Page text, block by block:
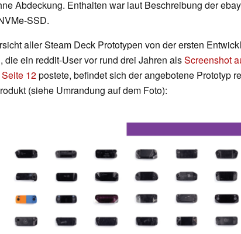
Abdeckung. Enthalten war laut Beschreibung der
SSD.
aller Steam Deck Prototypen von der ersten
die ein reddit-User vor rund drei Jahren alsScreenshot
12postete, befindet sich der angebotene Prototyp
(siehe Umrandung auf dem Foto):